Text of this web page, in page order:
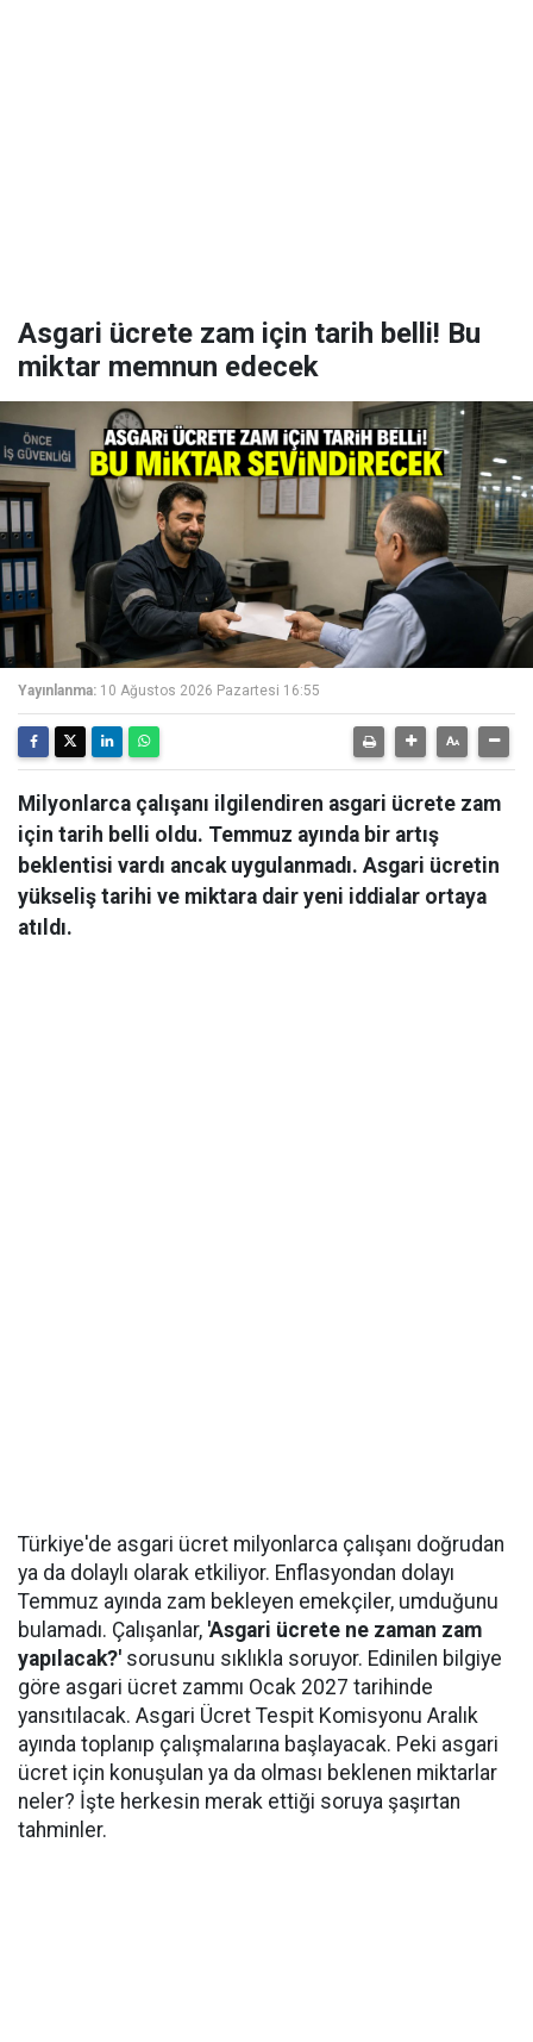
Asgari ücrete zam için tarih belli! Bu
miktar memnun edecek
Yayınlanma: 10 Ağustos 2026 Pazartesi 16:55
Milyonlarca çalışanı ilgilendiren asgari ücrete zam
için tarih belli oldu. Temmuz ayında bir artış
beklentisi vardı ancak uygulanmadı. Asgari ücretin
yükseliş tarihi ve miktara dair yeni iddialar ortaya
atıldı.
Türkiye'de asgari ücret milyonlarca çalışanı doğrudan
ya da dolaylı olarak etkiliyor. Enflasyondan dolayı
Temmuz ayında zam bekleyen emekçiler, umduğunu
bulamadı. Çalışanlar, 'Asgari ücrete ne zaman zam
yapılacak?' sorusunu sıklıkla soruyor. Edinilen bilgiye
göre asgari ücret zammı Ocak 2027 tarihinde
yansıtılacak. Asgari Ücret Tespit Komisyonu Aralık
ayında toplanıp çalışmalarına başlayacak. Peki asgari
ücret için konuşulan ya da olması beklenen miktarlar
neler? İşte herkesin merak ettiği soruya şaşırtan
tahminler.